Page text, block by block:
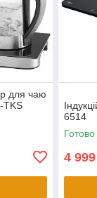
для чаю
TKS
6514
4 999